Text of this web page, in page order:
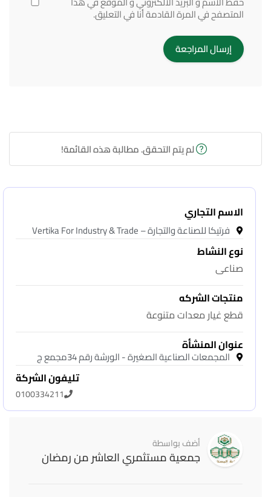
المتصفح في المرة القادمة أنا في التعليق.
لم يتم التحقق. مطالبة هذه القائمة!
الاسم التجاري
فرتيكا للصناعة والتجارة – Vertika For Industry & Trade
نوع النشاط
صناعى
منتجات الشركه
قطع غيار معدات متنوعة
عنوان المنشأة
المجمعات الصناعية الصغيرة - الورشة رقم 34مجمع ج
تليفون الشركة
0100334211
أضف بواسطة
جمعية مستثمري العاشر من رمضان